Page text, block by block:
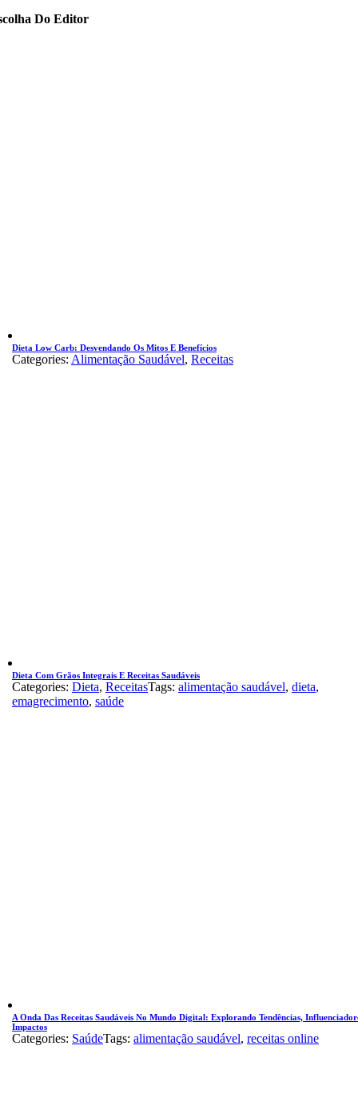
Do Editor
Dieta Low Carb: Desvendando Os Mitos E Benefícios
Categories: Alimentação Saudável, Receitas
Dieta Com Grãos Integrais E Receitas Saudáveis
Categories: Dieta, ReceitasTags: alimentação saudável, dieta,
emagrecimento, saúde
A Onda Das Receitas Saudáveis No Mundo Digital: Explorando Tendências,
Impactos
Categories: SaúdeTags: alimentação saudável, receitas online